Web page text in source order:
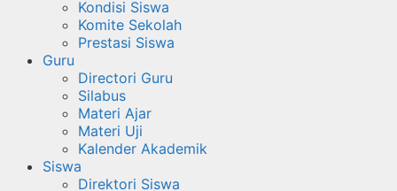
Kondisi Siswa
Komite Sekolah
Prestasi Siswa
Guru
Directori Guru
Silabus
Materi Ajar
Materi Uji
Kalender Akademik
Siswa
Direktori Siswa